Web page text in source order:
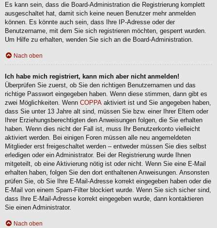
Es kann sein, dass die Board-Administration die Registrierung komplett
ausgeschaltet hat, damit sich keine neuen Benutzer mehr anmelden
können. Es könnte auch sein, dass Ihre IP-Adresse oder der
Benutzername, mit dem Sie sich registrieren möchten, gesperrt wurden.
Um Hilfe zu erhalten, wenden Sie sich an die Board-Administration.
Nach oben
Ich habe mich registriert, kann mich aber nicht anmelden!
Überprüfen Sie zuerst, ob Sie den richtigen Benutzernamen und das
richtige Passwort eingegeben haben. Wenn diese stimmen, dann gibt es
zwei Möglichkeiten. Wenn COPPA aktiviert ist und Sie angegeben haben,
dass Sie unter 13 Jahre alt sind, müssen Sie bzw. einer Ihrer Eltern oder
Ihrer Erziehungsberechtigten den Anweisungen folgen, die Sie erhalten
haben. Wenn dies nicht der Fall ist, muss Ihr Benutzerkonto vielleicht
aktiviert werden. Bei einigen Foren müssen alle neu angemeldeten
Mitglieder erst freigeschaltet werden – entweder müssen Sie dies selbst
erledigen oder ein Administrator. Bei der Registrierung wurde Ihnen
mitgeteilt, ob eine Aktivierung nötig ist oder nicht. Wenn Sie eine E-Mail
erhalten haben, folgen Sie den dort enthaltenen Anweisungen. Ansonsten
prüfen Sie, ob Sie Ihre E-Mail-Adresse korrekt eingegeben haben oder die
E-Mail von einem Spam-Filter blockiert wurde. Wenn Sie sich sicher sind,
dass Ihre E-Mail-Adresse korrekt eingegeben wurde, dann kontaktieren
Sie einen Administrator.
Nach oben